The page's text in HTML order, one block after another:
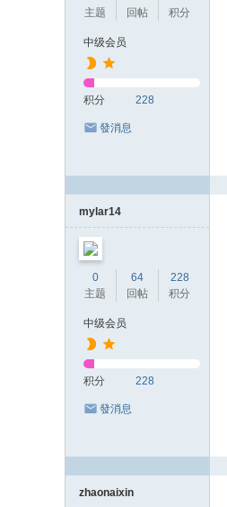
主题
回帖
积分
中级会员
积分 228
發消息
mylar14
0
主题
64
回帖
228
积分
中级会员
积分 228
發消息
zhaonaixin